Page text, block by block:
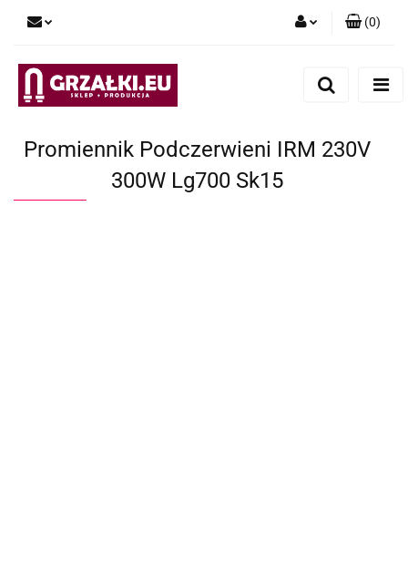
(0)
Promiennik Podczerwieni IRM 230V
300W Lg700 Sk15